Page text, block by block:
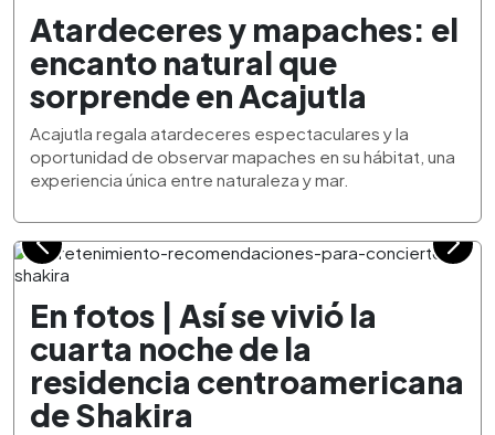
Atardeceres y mapaches: el
encanto natural que
sorprende en Acajutla
Acajutla regala atardeceres espectaculares y la
oportunidad de observar mapaches en su hábitat, una
experiencia única entre naturaleza y mar.
En fotos | Así se vivió la
cuarta noche de la
residencia centroamericana
de Shakira